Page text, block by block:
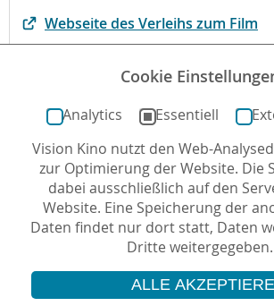
Webseite des Verleihs zum Film
Der Film bei kinofenster.de
Autor*in: Tom Weller , 02.06.2025 ,
14.07.2025
© 2026 Vision Kino
Cookie
Analytics Essentiell
Vision Kino nutzt den Web-
zur Optimierung der Website. Die
dabei ausschließlich auf den
Website. Eine Speicherung der
Daten findet nur dort statt, Daten
Dritte weitergegeben.
ALLE